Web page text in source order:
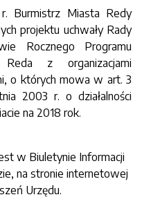
Burmistrz Miasta Redy
projektu uchwały Rady
Rocznego Programu
z organizacjami
o których mowa w art. 3
2003 r. o działalności
na 2018 rok.
w Biuletynie Informacji
na stronie internetowej
Urzędu.